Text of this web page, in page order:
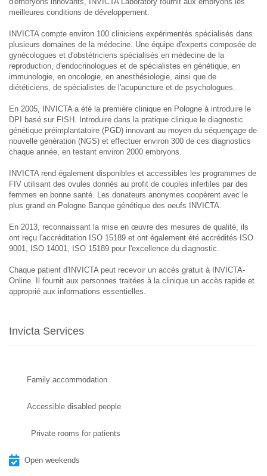
meilleures conditions de développement.
INVICTA compte environ 100 cliniciens expérimentés spécialisés dans
plusieurs domaines de la médecine. Une équipe d'experts composée de
gynécologues et d'obstétriciens spécialisés en médecine de la
reproduction, d'endocrinologues et de spécialistes en génétique, en
immunologie, en oncologie, en anesthésiologie, ainsi que de
diététiciens, de spécialistes de l'acupuncture et de psychologues.
En 2005, INVICTA a été la première clinique en Pologne à introduire le
DPI basé sur FISH. Introduire dans la pratique clinique le diagnostic
génétique préimplantatoire (PGD) innovant au moyen du séquençage de
nouvelle génération (NGS) et effectuer environ 300 de ces diagnostics
chaque année, en testant environ 2000 embryons.
INVICTA rend également disponibles et accessibles les programmes de
FIV utilisant des ovules donnés au profit de couples infertiles par des
femmes en bonne santé. Les donateurs anonymes coopèrent avec le
plus grand en Pologne Banque génétique des oeufs INVICTA.
En 2013, reconnaissant la mise en œuvre des mesures de qualité, ils
ont reçu l'accréditation ISO 15189 et ont également été accrédités ISO
9001, ISO 14001, ISO 15189 pour l'excellence du diagnostic.
Chaque patient d'INVICTA peut recevoir un accès gratuit à INVICTA-
Online. Il fournit aux personnes traitées à la clinique un accès rapide et
approprié aux informations essentielles.
Invicta Services
Family accommodation
Accessible disabled people
Private rooms for patients
Open weekends